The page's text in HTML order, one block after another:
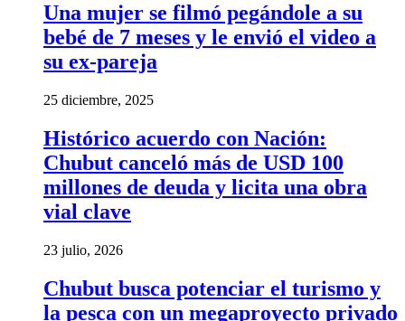
Una mujer se filmó pegándole a su
bebé de 7 meses y le envió el video a
su ex-pareja
25 diciembre, 2025
Histórico acuerdo con Nación:
Chubut canceló más de USD 100
millones de deuda y licita una obra
vial clave
23 julio, 2026
Chubut busca potenciar el turismo y
la pesca con un megaproyecto privado